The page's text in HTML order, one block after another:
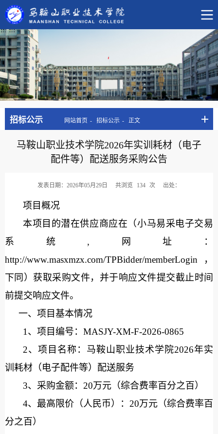
招标公示 网站首页 招标公示 正文
马鞍山职业技术学院2026年实训耗材（电子
配件等）配送服务采购公告
发表日期：2026年05月29日 共浏览 134 次 出处：
项目概况
本项目的潜在供应商应在（小马易采电子交易
系统 ,网址
：
http://www.masxmzx.com/TPBidder/memberLogin，
下同）获取采购文件，并于响应文件提交截止时间
前提交响应文件。
一、项目基本情况
1、项目编号： MASJY-XM-F-2026-0865
2、项目名称： 马鞍山职业技术学院2026年实
训耗材（电子配件等）配送服务
3、采购金额： 20万元（综合费率百分之百）
4、最高限价（人民币）： 20万元（综合费率百
分之百）